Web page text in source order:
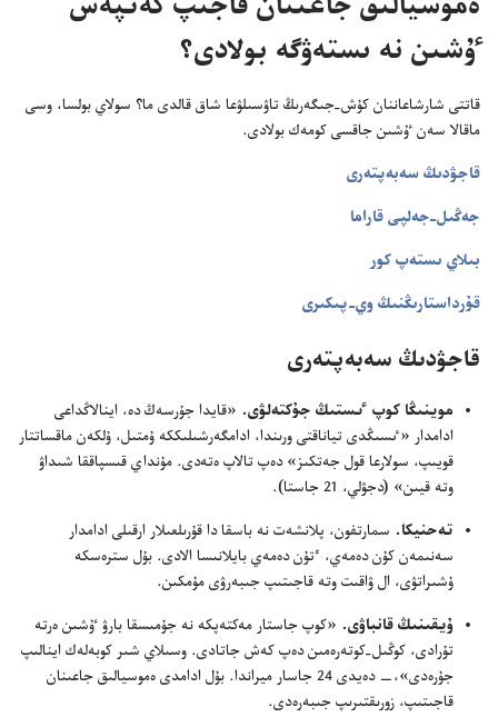
ە‌موسيالىق جاعىنان قاجىپ كە‌تپە‌س
ٷشىن نە ىستە‌ۋگە بولادى؟‏
قاتتى شارشاعاننان كۇ‌ش-‏جىگە‌رىڭ تاۋسىلۋعا شاق قالدى ما؟‏ سولاي بولسا،‏ وسى
ماقالا سە‌ن ٷشىن جاقسى كومە‌ك بولادى.‏
قاجۋدىڭ سە‌بە‌پتە‌رى
جە‌ڭىل-‏جە‌لپى قاراما
بىلاي ىستە‌پ كور
قۇ‌رداستارىڭنىڭ وي-‏پىكىرى
قاجۋدىڭ سە‌بە‌پتە‌رى
موينىڭا كوپ ٸستىڭ جۇ‌كتە‌لۋى.‏ «قايدا جۇ‌رسە‌ڭ دە،‏ اينالاڭداعى
ادامدار «ٸسىڭدى تياناقتى ورىندا،‏ ادامگە‌رشىلىككە ۇ‌متىل،‏ ۇ‌لكە‌ن ماقساتتار
قويىپ،‏ سولارعا قول جە‌تكىز» دە‌پ تالاپ ە‌تە‌دى.‏ مۇ‌نداي قىسپاققا شىداۋ
وتە قيىن» (‏دجۋلي،‏ 21 جاستا)‏.‏
تە‌حنيكا.‏ سمارتفون،‏ پلانشە‌ت نە باسقا دا قۇ‌رىلعىلار ارقىلى ادامدار
سە‌نىمە‌ن كۇ‌ن دە‌مە‌ي،‏ ٴ‌تۇ‌ن دە‌مە‌ي بايلانىسا الادى.‏ بۇ‌ل سترە‌سكە
ۇ‌شىراتۋى،‏ ال ۋاقىت وتە قاجىتىپ جىبە‌رۋى مۇ‌مكىن.‏
ۇ‌يقىنىڭ قانباۋى.‏ «كوپ جاستار مە‌كتە‌پكە نە جۇ‌مىسقا بارۋ ٷشىن ە‌رتە
تۇ‌رادى،‏ كوڭىل-‏كوتە‌رە‌مىن دە‌پ كە‌ش جاتادى.‏ وسىلاي شىر كوبە‌لە‌ك اينالىپ
جۇ‌رە‌دى»،‏—‏ دە‌يدى 24 جاسار ميراندا.‏ بۇ‌ل ادامدى ە‌موسيالىق جاعىنان
قاجىتىپ،‏ زورىقتىرىپ جىبە‌رە‌دى.‏